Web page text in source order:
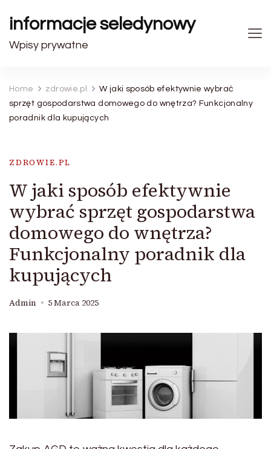
informacje seledynowy
Wpisy prywatne
Home zdrowie.pl
W jaki sposób efektywnie wybrać
sprzęt gospodarstwa domowego do wnętrza? Funkcjonalny
poradnik dla kupujących
ZDROWIE.PL
W jaki sposób efektywnie
wybrać sprzęt gospodarstwa
domowego do wnętrza?
Funkcjonalny poradnik dla
kupujących
Admin 5 Marca 2025